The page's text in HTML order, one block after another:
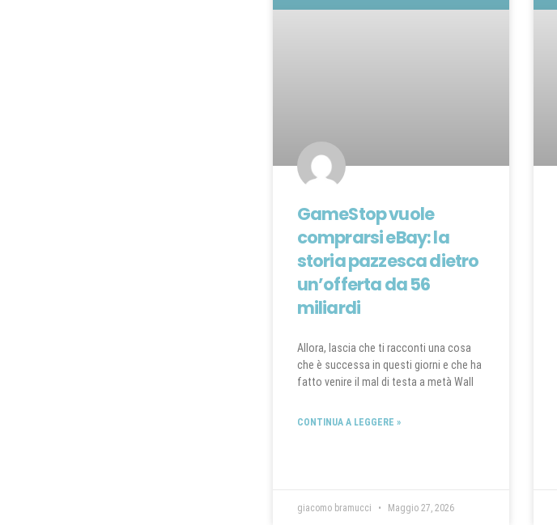
GameStop vuole
comprarsi eBay: la
storia pazzesca dietro
un’offerta da 56
miliardi
Allora, lascia che ti racconti una cosa
che è successa in questi giorni e che ha
fatto venire il mal di testa a metà Wall
CONTINUA A LEGGERE »
giacomo bramucci Maggio 27, 2026